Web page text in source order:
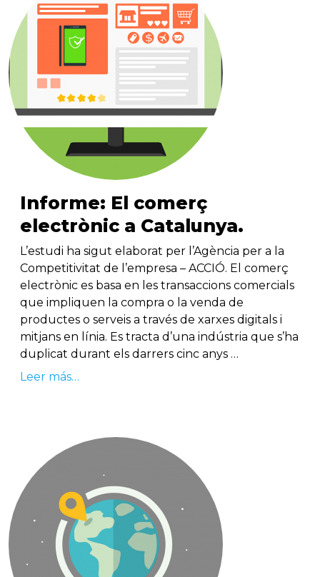
Informe: El comerç
electrònic a Catalunya.
L’estudi ha sigut elaborat per l’Agència per a la
Competitivitat de l’empresa – ACCIÓ. El comerç
electrònic es basa en les transaccions comercials
que impliquen la compra o la venda de
productes o serveis a través de xarxes digitals i
mitjans en línia. Es tracta d’una indústria que s’ha
duplicat durant els darrers cinc anys …
Leer más…